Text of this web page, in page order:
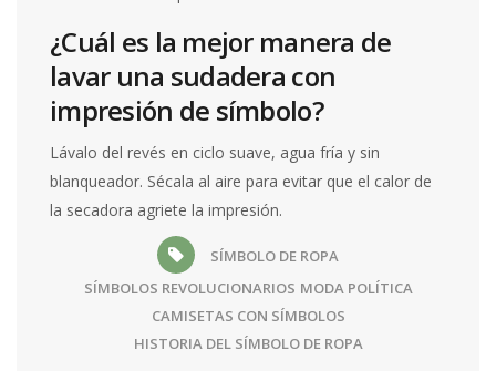
¿Cuál es la mejor manera de
lavar una sudadera con
impresión de símbolo?
Lávalo del revés en ciclo suave, agua fría y sin
blanqueador. Sécala al aire para evitar que el calor de
la secadora agriete la impresión.
SÍMBOLO DE ROPA
SÍMBOLOS REVOLUCIONARIOS MODA POLÍTICA
CAMISETAS CON SÍMBOLOS
HISTORIA DEL SÍMBOLO DE ROPA